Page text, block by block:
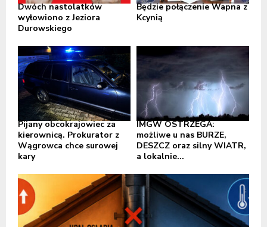
Dwóch nastolatków
wyłowiono z Jeziora
Durowskiego
Będzie połączenie Wapna z
Kcynią
Pijany obcokrajowiec za
kierownicą. Prokurator z
Wągrowca chce surowej
kary
IMGW OSTRZEGA:
możliwe u nas BURZE,
DESZCZ oraz silny WIATR,
a lokalnie...